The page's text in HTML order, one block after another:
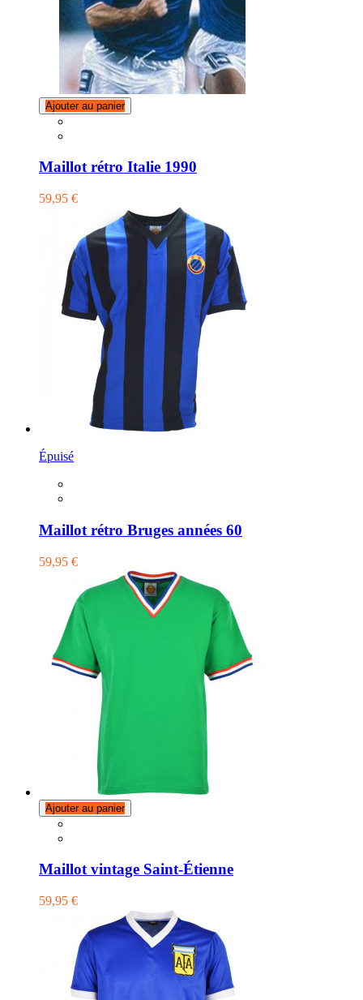
Ajouter au panier
Maillot rétro Italie 1990
59,95 €
Épuisé
Maillot rétro Bruges années 60
59,95 €
Ajouter au panier
Maillot vintage Saint-Étienne
59,95 €